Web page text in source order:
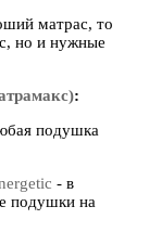
матрас, то
но и нужные
:
подушка
- в
подушки на